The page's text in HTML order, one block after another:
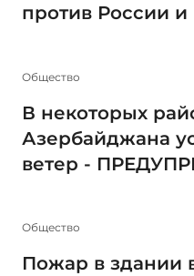
против России и
Общество
В некоторых
Азербайджана
ветер -
Общество
Пожар в здании